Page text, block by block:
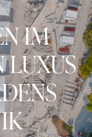
IM
LUXUS